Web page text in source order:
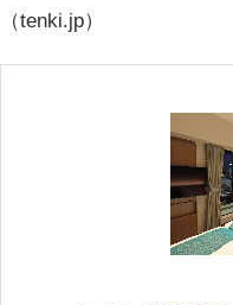
（tenki.jp）